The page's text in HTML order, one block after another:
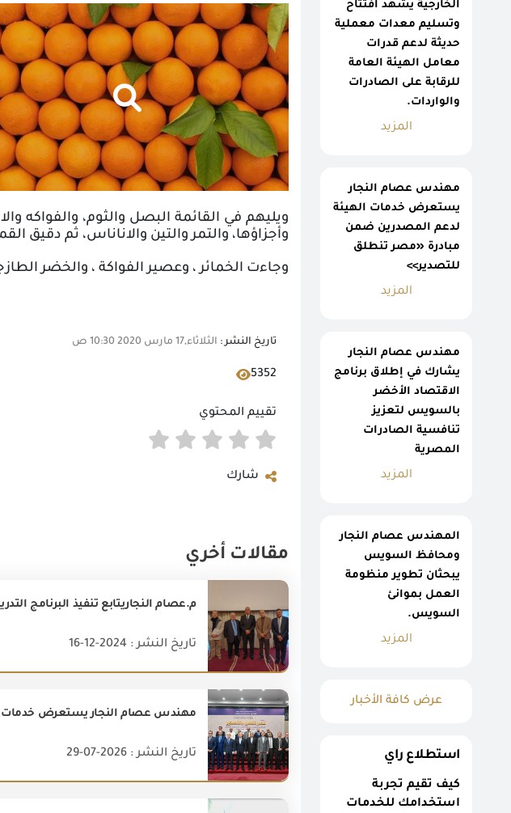
الخارجية يشهد افتتاح
وتسليم معدات معملية
حديثة لدعم قدرات
معامل الهيئة العامة
للرقابة على الصادرات
والواردات.
المزيد
مهندس عصام النجار
يستعرض خدمات الهيئة
لدعم المصدرين ضمن
مبادرة «مصر تنطلق
للتصدير>>
المزيد
مهندس عصام النجار
يشارك في إطلاق برنامج
الاقتصاد الأخضر
بالسويس لتعزيز
تنافسية الصادرات
المصرية
المزيد
المهندس عصام النجار
ومحافظ السويس
يبحثان تطوير منظومة
العمل بموانئ
السويس.
المزيد
عرض كافة الأخبار
استطلاع راي
كيف تقيم تجربة
استخدامك للخدمات
ويليهم في القائمة البصل والثوم، والفواكه
وأجزاؤها، والتمر والتين والاناناس، ثم دقيق
وجاءت الخمائر ، وعصير الفواكة ، والخضر
تاريخ النشر : الثلاثاء,17 مارس 2020 10:30 ص
5352
تقييم المحتوي
شارك
مقالات أخري
تاريخ النشر : 2024-12-16
مهندس عصام النجار يستعرض خدمات
تاريخ النشر : 2026-07-29